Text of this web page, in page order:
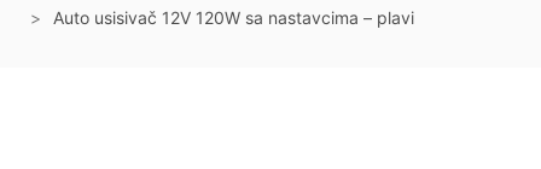
Auto usisivač 12V 120W sa nastavcima – plavi